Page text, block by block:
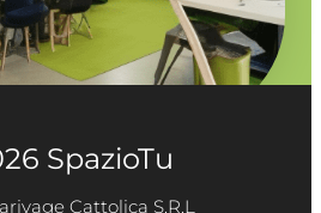
SpazioTu
Cattolica S.R.L